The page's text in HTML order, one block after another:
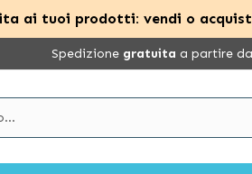
ai tuoi prodotti: vendi o
Spedizione gratuita a partire